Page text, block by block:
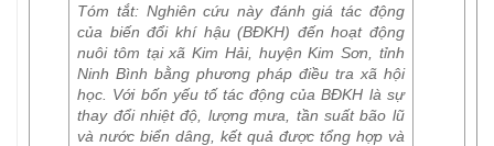
Tóm tắt:Nghiên cứu này đánh giá tác động
của biến đổi khí hậu (BĐKH) đến hoạt động
nuôi tôm tại xã Kim Hải, huyện Kim Sơn, tỉnh
Ninh Bình bằng phương pháp điều tra xã hội
học. Với bốn yếu tố tác động của BĐKH là sự
thay đổi nhiệt độ, lượng mưa, tần suất bão lũ
và nước biển dâng, kết quả được tổng hợp và